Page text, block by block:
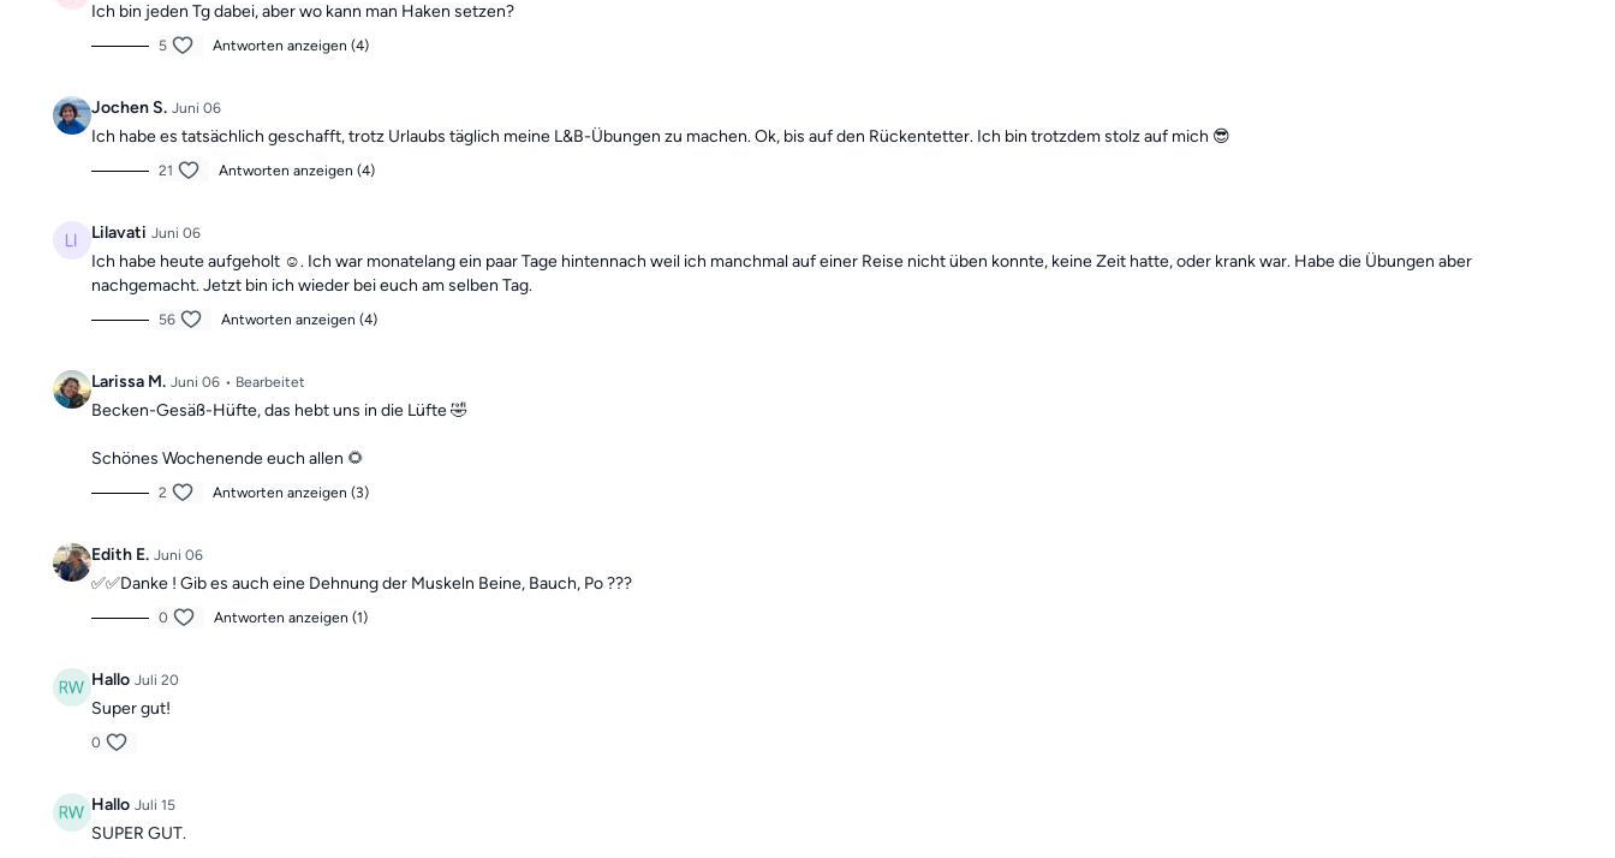
Ich bin jeden Tg dabei, aber wo kann man Haken setzen?
5 Antworten anzeigen (4)
Jochen S. Juni 06
Ich habe es tatsächlich geschafft, trotz Urlaubs täglich meine L&B-Übungen zu machen. Ok, bis auf den Rückentetter. Ich bin trotzdem stolz auf mich 😎
21 Antworten anzeigen (4)
Lilavati Juni 06
Ich habe heute aufgeholt ☺️. Ich war monatelang ein paar Tage hintennach weil ich manchmal auf einer Reise nicht üben konnte, keine Zeit hatte, oder krank war. Habe die Übungen aber
nachgemacht. Jetzt bin ich wieder bei euch am selben Tag.
56 Antworten anzeigen (4)
Larissa M. Juni 06 • Bearbeitet
Becken-Gesäß-Hüfte, das hebt uns in die Lüfte 🤣
Schönes Wochenende euch allen 🌻
2 Antworten anzeigen (3)
Edith E. Juni 06
✅️✅️Danke ! Gib es auch eine Dehnung der Muskeln Beine, Bauch, Po ???
0 Antworten anzeigen (1)
Hallo Juli 20
Super gut!
0
Hallo Juli 15
SUPER GUT.